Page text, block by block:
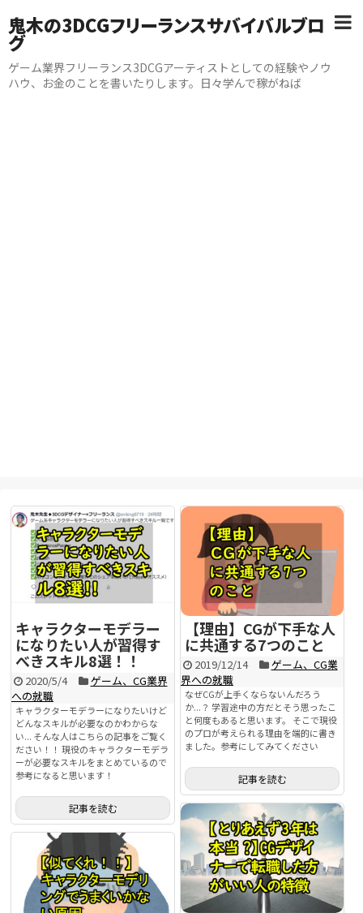
鬼木の3DCGフリーランスサバイバルブロ
グ
ゲーム業界フリーランス3DCGアーティストとしての経験やノウ
ハウ、お金のことを書いたりします。日々学んで稼がねば
キャラクターモデラー
になりたい人が習得す
べきスキル8選！！
2020/5/4
ゲーム、CG業界
への就職
キャラクターモデラーになりたいけど
どんなスキルが必要なのかわからな
い... そんな人はこちらの記事をご覧く
ださい！！ 現役のキャラクターモデラ
ーが必要なスキルをまとめているので
参考になると思います！
記事を読む
【理由】CGが下手な人
に共通する7つのこと
2019/12/14
ゲーム、CG業
界への就職
なぜCGが上手くならないんだろう
か...？ 学習途中の方だとそう思ったこ
と何度もあると思います。 そこで現役
のプロが考えられる理由を端的に書き
ました。参考にしてみてください
記事を読む